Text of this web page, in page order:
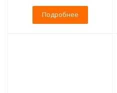
Подробнее